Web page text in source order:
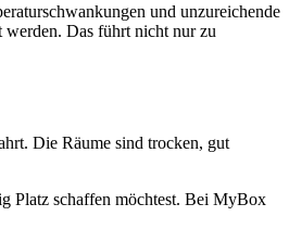
und unzureichende
werden. Das führt nicht nur zu
Die Räume sind trocken, gut
Platz schaffen möchtest. Bei MyBox